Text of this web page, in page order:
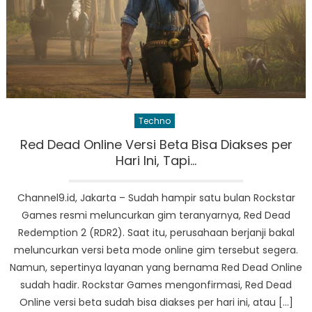
Techno
Red Dead Online Versi Beta Bisa Diakses per
Hari Ini, Tapi…
Channel9.id, Jakarta – Sudah hampir satu bulan Rockstar
Games resmi meluncurkan gim teranyarnya, Red Dead
Redemption 2 (RDR2). Saat itu, perusahaan berjanji bakal
meluncurkan versi beta mode online gim tersebut segera.
Namun, sepertinya layanan yang bernama Red Dead Online
sudah hadir. Rockstar Games mengonfirmasi, Red Dead
Online versi beta sudah bisa diakses per hari ini, atau […]